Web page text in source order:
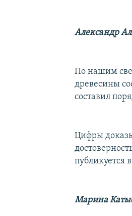
Александр
По нашим
древесины
составил
Цифры
публикуется
Марина